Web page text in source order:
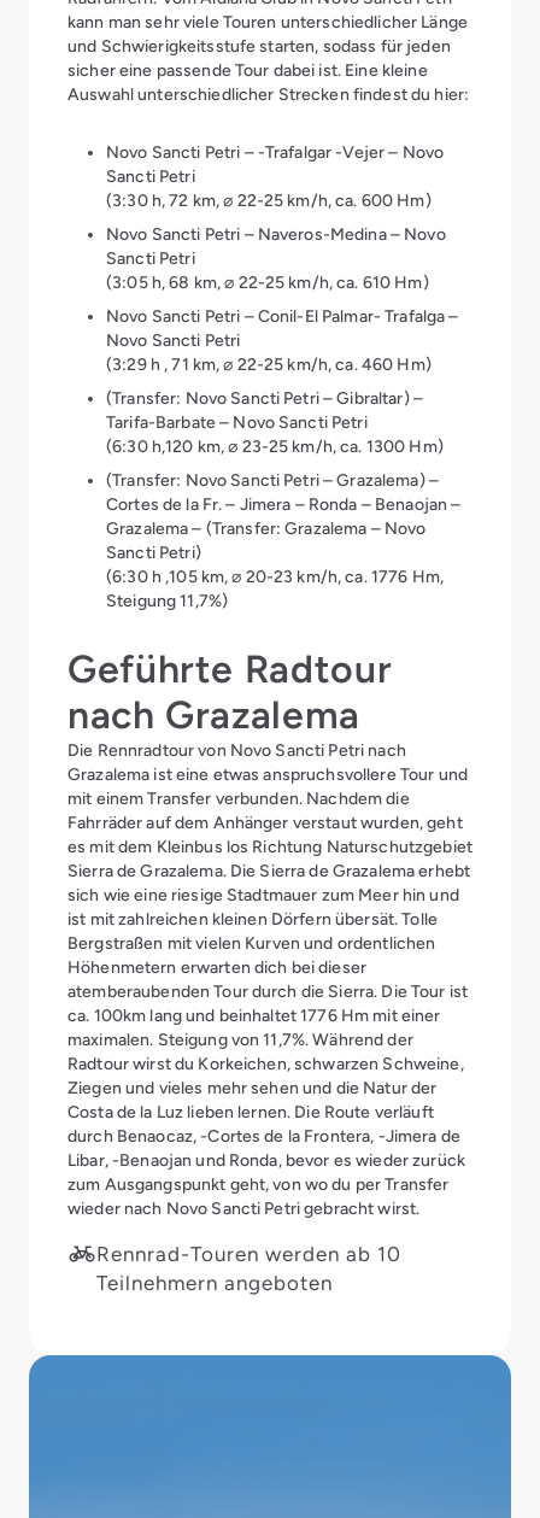
Olivenöl hergestellt wird. Lass dir den Anbau und
alles rund um die Farm erklären und koste von einer
ausgewählten Wahl an Weinen und Olivenöl.
Anschließend geht es auf dem Radweg in
kann man sehr viele Touren unterschiedlicher Länge
und Schwierigkeitsstufe starten, sodass für jeden
sicher eine passende Tour dabei ist. Eine kleine
Auswahl unterschiedlicher Strecken findest du hier:
Novo Sancti Petri – -Trafalgar -Vejer – Novo
Sancti Petri
(3:30 h, 72 km, ⌀ 22-25 km/h, ca. 600 Hm)
Novo Sancti Petri – Naveros-Medina – Novo
Sancti Petri
(3:05 h, 68 km, ⌀ 22-25 km/h, ca. 610 Hm)
Novo Sancti Petri – Conil-El Palmar- Trafalga –
Novo Sancti Petri
(3:29 h , 71 km, ⌀ 22-25 km/h, ca. 460 Hm)
(Transfer: Novo Sancti Petri – Gibraltar) –
Tarifa-Barbate – Novo Sancti Petri
(6:30 h,120 km, ⌀ 23-25 km/h, ca. 1300 Hm)
(Transfer: Novo Sancti Petri – Grazalema) –
Cortes de la Fr. – Jimera – Ronda – Benaojan –
Grazalema – (Transfer: Grazalema – Novo
Sancti Petri)
(6:30 h ,105 km, ⌀ 20-23 km/h, ca. 1776 Hm,
Steigung 11,7%)
Geführte Radtour
nach Grazalema
Die Rennradtour von Novo Sancti Petri nach
Grazalema ist eine etwas anspruchsvollere Tour und
mit einem Transfer verbunden. Nachdem die
Fahrräder auf dem Anhänger verstaut wurden, geht
es mit dem Kleinbus los Richtung Naturschutzgebiet
Sierra de Grazalema. Die Sierra de Grazalema erhebt
sich wie eine riesige Stadtmauer zum Meer hin und
ist mit zahlreichen kleinen Dörfern übersät. Tolle
Bergstraßen mit vielen Kurven und ordentlichen
Höhenmetern erwarten dich bei dieser
atemberaubenden Tour durch die Sierra. Die Tour ist
ca. 100km lang und beinhaltet 1776 Hm mit einer
maximalen. Steigung von 11,7%. Während der
Radtour wirst du Korkeichen, schwarzen Schweine,
Ziegen und vieles mehr sehen und die Natur der
Costa de la Luz lieben lernen. Die Route verläuft
durch Benaocaz, -Cortes de la Frontera, -Jimera de
Libar, -Benaojan und Ronda, bevor es wieder zurück
zum Ausgangspunkt geht, von wo du per Transfer
wieder nach Novo Sancti Petri gebracht wirst.
Rennrad-Touren werden ab 10
Teilnehmern angeboten